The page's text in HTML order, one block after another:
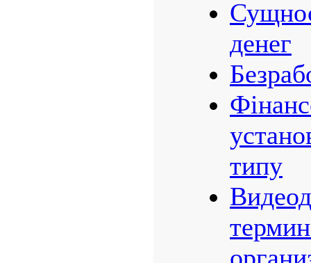
денег
типу